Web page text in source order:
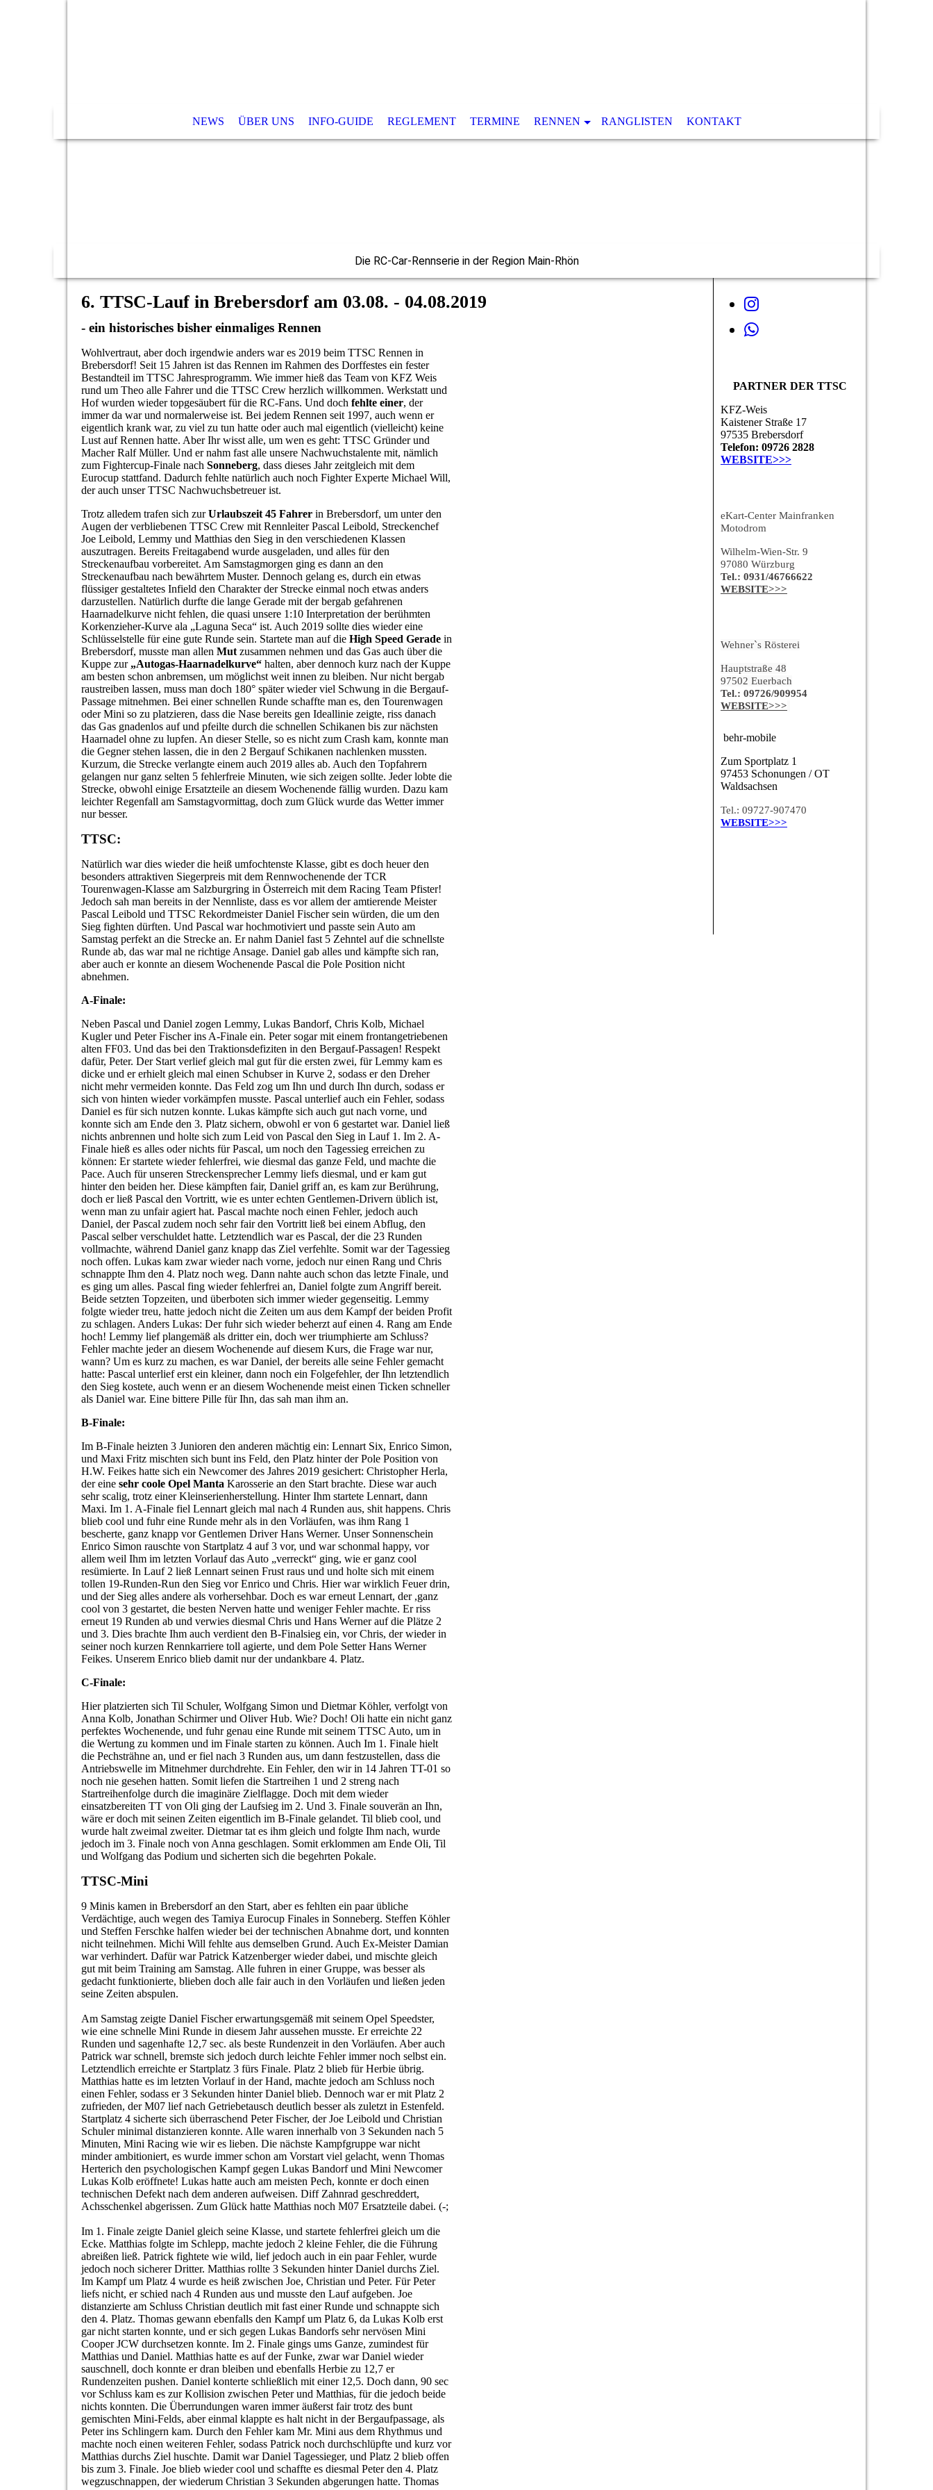
NEWS ÜBER UNS INFO-GUIDE REGLEMENT TERMINE RENNEN RANGLISTEN KONTAKT
Die RC-Car-Rennserie in der Region Main-Rhön
6. TTSC-Lauf in Brebersdorf am 03.08. - 04.08.2019
- ein historisches bisher einmaliges Rennen
Wohlvertraut, aber doch irgendwie anders war es 2019 beim TTSC Rennen in
Brebersdorf! Seit 15 Jahren ist das Rennen im Rahmen des Dorffestes ein fester
Bestandteil im TTSC Jahresprogramm. Wie immer hieß das Team von KFZ Weis
rund um Theo alle Fahrer und die TTSC Crew herzlich willkommen. Werkstatt und
Hof wurden wieder topgesäubert für die RC-Fans. Und doch fehlte einer, der
immer da war und normalerweise ist. Bei jedem Rennen seit 1997, auch wenn er
eigentlich krank war, zu viel zu tun hatte oder auch mal eigentlich (vielleicht) keine
Lust auf Rennen hatte. Aber Ihr wisst alle, um wen es geht: TTSC Gründer und
Macher Ralf Müller. Und er nahm fast alle unsere Nachwuchstalente mit, nämlich
zum Fightercup-Finale nach Sonneberg, dass dieses Jahr zeitgleich mit dem
Eurocup stattfand. Dadurch fehlte natürlich auch noch Fighter Experte Michael Will,
der auch unser TTSC Nachwuchsbetreuer ist.
Trotz alledem trafen sich zurUrlaubszeit 45 Fahrer in Brebersdorf, um unter den
Augen der verbliebenen TTSC Crew mit Rennleiter Pascal Leibold, Streckenchef
Joe Leibold, Lemmy und Matthias den Sieg in den verschiedenen Klassen
auszutragen. Bereits Freitagabend wurde ausgeladen, und alles für den
Streckenaufbau vorbereitet. Am Samstagmorgen ging es dann an den
Streckenaufbau nach bewährtem Muster. Dennoch gelang es, durch ein etwas
flüssiger gestaltetes Infield den Charakter der Strecke einmal noch etwas anders
darzustellen. Natürlich durfte die lange Gerade mit der bergab gefahrenen
Haarnadelkurve nicht fehlen, die quasi unsere 1:10 Interpretation der berühmten
Korkenzieher-Kurve ala „Laguna Seca“ ist. Auch 2019 sollte dies wieder eine
Schlüsselstelle für eine gute Runde sein. Startete man auf die High Speed Gerade in
Brebersdorf, musste man allen Mut zusammen nehmen und das Gas auch über die
Kuppe zur „Autogas-Haarnadelkurve“ halten, aber dennoch kurz nach der Kuppe
am besten schon anbremsen, um möglichst weit innen zu bleiben. Nur nicht bergab
raustreiben lassen, muss man doch 180° später wieder viel Schwung in die Bergauf-
Passage mitnehmen. Bei einer schnellen Runde schaffte man es, den Tourenwagen
oder Mini so zu platzieren, dass die Nase bereits gen Ideallinie zeigte, riss danach
das Gas gnadenlos auf und pfeilte durch die schnellen Schikanen bis zur nächsten
Haarnadel ohne zu lupfen. An dieser Stelle, so es nicht zum Crash kam, konnte man
die Gegner stehen lassen, die in den 2 Bergauf Schikanen nachlenken mussten.
Kurzum, die Strecke verlangte einem auch 2019 alles ab. Auch den Topfahrern
gelangen nur ganz selten 5 fehlerfreie Minuten, wie sich zeigen sollte. Jeder lobte die
Strecke, obwohl einige Ersatzteile an diesem Wochenende fällig wurden. Dazu kam
leichter Regenfall am Samstagvormittag, doch zum Glück wurde das Wetter immer
nur besser.
TTSC:
Natürlich war dies wieder die heiß umfochtenste Klasse, gibt es doch heuer den
besonders attraktiven Siegerpreis mit dem Rennwochenende der TCR
Tourenwagen-Klasse am Salzburgring in Österreich mit dem Racing Team Pfister!
Jedoch sah man bereits in der Nennliste, dass es vor allem der amtierende Meister
Pascal Leibold und TTSC Rekordmeister Daniel Fischer sein würden, die um den
Sieg fighten dürften. Und Pascal war hochmotiviert und passte sein Auto am
Samstag perfekt an die Strecke an. Er nahm Daniel fast 5 Zehntel auf die schnellste
Runde ab, das war mal ne richtige Ansage. Daniel gab alles und kämpfte sich ran,
aber auch er konnte an diesem Wochenende Pascal die Pole Position nicht
abnehmen.
A-Finale:
Neben Pascal und Daniel zogen Lemmy, Lukas Bandorf, Chris Kolb, Michael
Kugler und Peter Fischer ins A-Finale ein. Peter sogar mit einem frontangetriebenen
alten FF03. Und das bei den Traktionsdefiziten in den Bergauf-Passagen! Respekt
dafür, Peter. Der Start verlief gleich mal gut für die ersten zwei, für Lemmy kam es
dicke und er erhielt gleich mal einen Schubser in Kurve 2, sodass er den Dreher
nicht mehr vermeiden konnte. Das Feld zog um Ihn und durch Ihn durch, sodass er
sich von hinten wieder vorkämpfen musste. Pascal unterlief auch ein Fehler, sodass
Daniel es für sich nutzen konnte. Lukas kämpfte sich auch gut nach vorne, und
konnte sich am Ende den 3. Platz sichern, obwohl er von 6 gestartet war. Daniel ließ
nichts anbrennen und holte sich zum Leid von Pascal den Sieg in Lauf 1. Im 2. A-
Finale hieß es alles oder nichts für Pascal, um noch den Tagessieg erreichen zu
können: Er startete wieder fehlerfrei, wie diesmal das ganze Feld, und machte die
Pace. Auch für unseren Streckensprecher Lemmy liefs diesmal, und er kam gut
hinter den beiden her. Diese kämpften fair, Daniel griff an, es kam zur Berührung,
doch er ließ Pascal den Vortritt, wie es unter echten Gentlemen-Drivern üblich ist,
wenn man zu unfair agiert hat. Pascal machte noch einen Fehler, jedoch auch
Daniel, der Pascal zudem noch sehr fair den Vortritt ließ bei einem Abflug, den
Pascal selber verschuldet hatte. Letztendlich war es Pascal, der die 23 Runden
vollmachte, während Daniel ganz knapp das Ziel verfehlte. Somit war der Tagessieg
noch offen. Lukas kam zwar wieder nach vorne, jedoch nur einen Rang und Chris
schnappte Ihm den 4. Platz noch weg. Dann nahte auch schon das letzte Finale, und
es ging um alles. Pascal fing wieder fehlerfrei an, Daniel folgte zum Angriff bereit.
Beide setzten Topzeiten, und überboten sich immer wieder gegenseitig. Lemmy
folgte wieder treu, hatte jedoch nicht die Zeiten um aus dem Kampf der beiden Profit
zu schlagen. Anders Lukas: Der fuhr sich wieder beherzt auf einen 4. Rang am Ende
hoch! Lemmy lief plangemäß als dritter ein, doch wer triumphierte am Schluss?
Fehler machte jeder an diesem Wochenende auf diesem Kurs, die Frage war nur,
wann? Um es kurz zu machen, es war Daniel, der bereits alle seine Fehler gemacht
hatte: Pascal unterlief erst ein kleiner, dann noch ein Folgefehler, der Ihn letztendlich
den Sieg kostete, auch wenn er an diesem Wochenende meist einen Ticken schneller
als Daniel war. Eine bittere Pille für Ihn, das sah man ihm an.
B-Finale:
Im B-Finale heizten 3 Junioren den anderen mächtig ein: Lennart Six, Enrico Simon,
und Maxi Fritz mischten sich bunt ins Feld, den Platz hinter der Pole Position von
H.W. Feikes hatte sich ein Newcomer des Jahres 2019 gesichert: Christopher Herla,
der eine sehr coole Opel Manta Karosserie an den Start brachte. Diese war auch
sehr scalig, trotz einer Kleinserienherstellung. Hinter Ihm startete Lennart, dann
Maxi. Im 1. A-Finale fiel Lennart gleich mal nach 4 Runden aus, shit happens. Chris
blieb cool und fuhr eine Runde mehr als in den Vorläufen, was ihm Rang 1
bescherte, ganz knapp vor Gentlemen Driver Hans Werner. Unser Sonnenschein
Enrico Simon rauschte von Startplatz 4 auf 3 vor, und war schonmal happy, vor
allem weil Ihm im letzten Vorlauf das Auto „verreckt“ ging, wie er ganz cool
resümierte. In Lauf 2 ließ Lennart seinen Frust raus und und holte sich mit einem
tollen 19-Runden-Run den Sieg vor Enrico und Chris. Hier war wirklich Feuer drin,
und der Sieg alles andere als vorhersehbar. Doch es war erneut Lennart, der ,ganz
cool von 3 gestartet, die besten Nerven hatte und weniger Fehler machte. Er riss
erneut 19 Runden ab und verwies diesmal Chris und Hans Werner auf die Plätze 2
und 3. Dies brachte Ihm auch verdient den B-Finalsieg ein, vor Chris, der wieder in
seiner noch kurzen Rennkarriere toll agierte, und dem Pole Setter Hans Werner
Feikes. Unserem Enrico blieb damit nur der undankbare 4. Platz.
C-Finale:
Hier platzierten sich Til Schuler, Wolfgang Simon und Dietmar Köhler, verfolgt von
Anna Kolb, Jonathan Schirmer und Oliver Hub. Wie? Doch! Oli hatte ein nicht ganz
perfektes Wochenende, und fuhr genau eine Runde mit seinem TTSC Auto, um in
die Wertung zu kommen und im Finale starten zu können. Auch Im 1. Finale hielt
die Pechsträhne an, und er fiel nach 3 Runden aus, um dann festzustellen, dass die
Antriebswelle im Mitnehmer durchdrehte. Ein Fehler, den wir in 14 Jahren TT-01 so
noch nie gesehen hatten. Somit liefen die Startreihen 1 und 2 streng nach
Startreihenfolge durch die imaginäre Zielflagge. Doch mit dem wieder
einsatzbereiten TT von Oli ging der Laufsieg im 2. Und 3. Finale souverän an Ihn,
wäre er doch mit seinen Zeiten eigentlich im B-Finale gelandet. Til blieb cool, und
wurde halt zweimal zweiter. Dietmar tat es ihm gleich und folgte Ihm nach, wurde
jedoch im 3. Finale noch von Anna geschlagen. Somit erklommen am Ende Oli, Til
und Wolfgang das Podium und sicherten sich die begehrten Pokale.
TTSC-Mini
9 Minis kamen in Brebersdorf an den Start, aber es fehlten ein paar übliche
Verdächtige, auch wegen des Tamiya Eurocup Finales in Sonneberg. Steffen Köhler
und Steffen Ferschke halfen wieder bei der technischen Abnahme dort, und konnten
nicht teilnehmen. Michi Will fehlte aus demselben Grund. Auch Ex-Meister Damian
war verhindert. Dafür war Patrick Katzenberger wieder dabei, und mischte gleich
gut mit beim Training am Samstag. Alle fuhren in einer Gruppe, was besser als
gedacht funktionierte, blieben doch alle fair auch in den Vorläufen und ließen jeden
seine Zeiten abspulen.
Am Samstag zeigte Daniel Fischer erwartungsgemäß mit seinem Opel Speedster,
wie eine schnelle Mini Runde in diesem Jahr aussehen musste. Er erreichte 22
Runden und sagenhafte 12,7 sec. als beste Rundenzeit in den Vorläufen. Aber auch
Patrick war schnell, bremste sich jedoch durch leichte Fehler immer noch selbst ein.
Letztendlich erreichte er Startplatz 3 fürs Finale. Platz 2 blieb für Herbie übrig.
Matthias hatte es im letzten Vorlauf in der Hand, machte jedoch am Schluss noch
einen Fehler, sodass er 3 Sekunden hinter Daniel blieb. Dennoch war er mit Platz 2
zufrieden, der M07 lief nach Getriebetausch deutlich besser als zuletzt in Estenfeld.
Startplatz 4 sicherte sich überraschend Peter Fischer, der Joe Leibold und Christian
Schuler minimal distanzieren konnte. Alle waren innerhalb von 3 Sekunden nach 5
Minuten, Mini Racing wie wir es lieben. Die nächste Kampfgruppe war nicht
minder ambitioniert, es wurde immer schon am Vorstart viel gelacht, wenn Thomas
Herterich den psychologischen Kampf gegen Lukas Bandorf und Mini Newcomer
Lukas Kolb eröffnete! Lukas hatte auch am meisten Pech, konnte er doch einen
technischen Defekt nach dem anderen aufweisen. Diff Zahnrad geschreddert,
Achsschenkel abgerissen. Zum Glück hatte Matthias noch M07 Ersatzteile dabei. (-;
Im 1. Finale zeigte Daniel gleich seine Klasse, und startete fehlerfrei gleich um die
Ecke. Matthias folgte im Schlepp, machte jedoch 2 kleine Fehler, die die Führung
abreißen ließ. Patrick fightete wie wild, lief jedoch auch in ein paar Fehler, wurde
jedoch noch sicherer Dritter. Matthias rollte 3 Sekunden hinter Daniel durchs Ziel.
Im Kampf um Platz 4 wurde es heiß zwischen Joe, Christian und Peter. Für Peter
liefs nicht, er schied nach 4 Runden aus und musste den Lauf aufgeben. Joe
distanzierte am Schluss Christian deutlich mit fast einer Runde und schnappte sich
den 4. Platz. Thomas gewann ebenfalls den Kampf um Platz 6, da Lukas Kolb erst
gar nicht starten konnte, und er sich gegen Lukas Bandorfs sehr nervösen Mini
Cooper JCW durchsetzen konnte. Im 2. Finale gings ums Ganze, zumindest für
Matthias und Daniel. Matthias hatte es auf der Funke, zwar war Daniel wieder
sauschnell, doch konnte er dran bleiben und ebenfalls Herbie zu 12,7 er
Rundenzeiten pushen. Daniel konterte schließlich mit einer 12,5. Doch dann, 90 sec
vor Schluss kam es zur Kollision zwischen Peter und Matthias, für die jedoch beide
nichts konnten. Die Überrundungen waren immer äußerst fair trotz des bunt
gemischten Mini-Felds, aber einmal klappte es halt nicht in der Bergaufpassage, als
Peter ins Schlingern kam. Durch den Fehler kam Mr. Mini aus dem Rhythmus und
machte noch einen weiteren Fehler, sodass Patrick noch durchschlüpfte und kurz vor
Matthias durchs Ziel huschte. Damit war Daniel Tagessieger, und Platz 2 blieb offen
bis zum 3. Finale. Joe blieb wieder cool und schaffte es diesmal Peter den 4. Platz
wegzuschnappen, der wiederum Christian 3 Sekunden abgerungen hatte. Thomas
PARTNER DER TTSC
KFZ-Weis
Kaistener Straße 17
97535 Brebersdorf
Telefon: 09726 2828
WEBSITE>>>
eKart-Center Mainfranken
Motodrom
Wilhelm-Wien-Str. 9
97080 Würzburg
Tel.: 0931/46766622
WEBSITE>>>
Wehner`s Rösterei
Hauptstraße 48
97502 Euerbach
Tel.: 09726/909954
WEBSITE>>>
behr-mobile
Zum Sportplatz 1
97453 Schonungen / OT
Waldsachsen
Tel.: 09727-907470
WEBSITE>>>